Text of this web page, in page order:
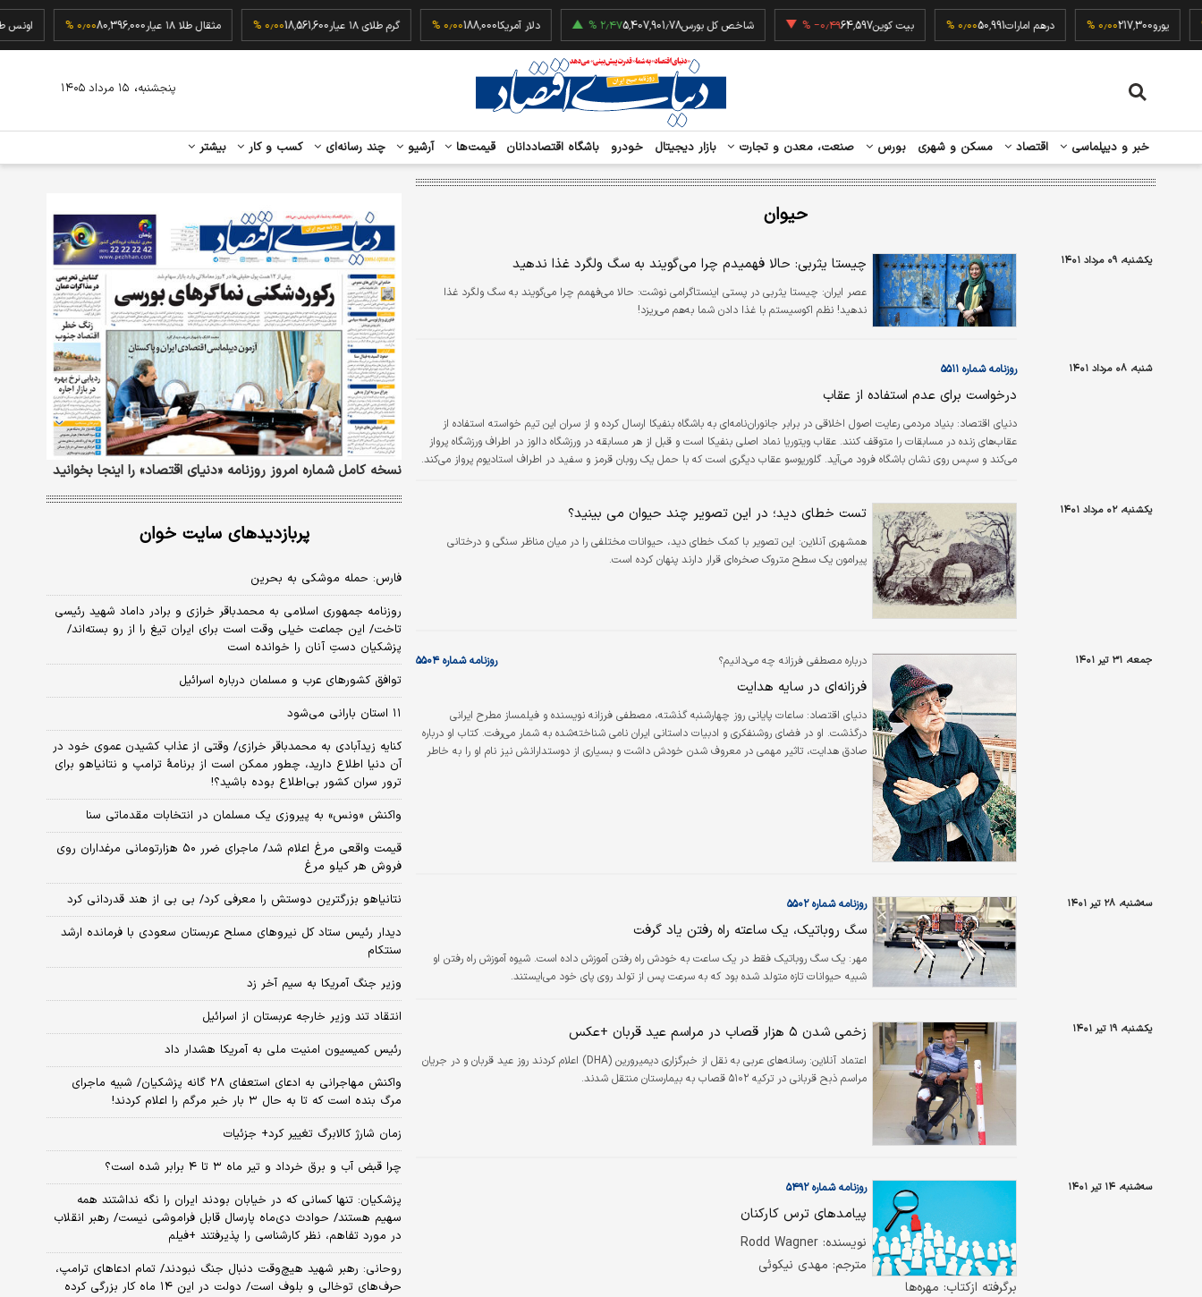
یورو217,300 درهم امارات50,991 بیت کوین64,597‎−۰٫۴۹ % شاخص کل بورس5,407,901.78۲٫۴۷ % دلار آمریکا188,000 گرم طلای ۱۸ عیار 18,561,600 مثقال طلا ۱۸ عیار 80,396,000
خبر و دیپلماسی اقتصاد مسکن و شهری بورس صنعت، معدن و تجارت بازار دیجیتال خودرو باشگاه اقتصاددانان قیمت‌ها آرشیو چند رسانه‌ای کسب و کار بیشتر
پنجشنبه، ۱۵ مرداد ۱۴۰۵
حیوان
یکشنبه، ۰۹ مرداد ۱۴۰۱ چیستا یثربی: حالا فهمیدم چرا می‌گویند به سگ ولگرد غذا ندهید
عصر ایران: چیستا یثربی در پستی اینستاگرامی نوشت: حالا می‌فهمم چرا می‌گویند به سگ ولگرد غذا
ندهید! نظم اکوسیستم با غذا دادن شما به‌هم می‌ریزد!
شنبه، ۰۸ مرداد ۱۴۰۱ روزنامه شماره ۵۵۱۱
درخواست برای عدم استفاده از عقاب
دنياي اقتصاد: بنیاد مردمی رعایت اصول اخلاقی در برابر جانوران نامه‌ای به باشگاه بنفیکا ارسال کرده و از سران این تیم خواسته استفاده از
عقاب‌های زنده در مسابقات را متوقف کنند. عقاب ویتوریا نماد اصلی بنفیکا است و قبل از هر مسابقه در ورزشگاه دالوز در اطراف ورزشگاه پرواز
می‌کند و سپس روی نشان باشگاه فرود می‌آید. گلوریوسو عقاب دیگری است که با حمل یک روبان قرمز و سفید در اطراف استادیوم پرواز می‌کند.
یکشنبه، ۰۲ مرداد ۱۴۰۱ تست خطای دید؛ در این تصویر چند حیوان می بینید؟
همشهری آنلاین: این تصویر با کمک خطای دید، حیوانات مختلفی را در میان مناظر سنگی و درختانی
پیرامون یک سطح متروک صخره‌ای قرار دارند پنهان کرده است.
جمعه، ۳۱ تیر ۱۴۰۱ درباره مصطفی فرزانه چه می‌دانیم؟ روزنامه شماره ۵۵۰۴
فرزانه‌ای در سایه هدایت
دنیای اقتصاد: ساعات پایانی روز چهارشنبه گذشته، مصطفی فرزانه نویسنده و فیلمساز مطرح ایرانی
درگذشت. او در فضای روشنفکری و ادبیات داستانی ایران نامی شناخته‌شده به شمار می‌رفت. کتاب او درباره
صادق هدایت،‌ تاثیر مهمی در معروف شدن خودش داشت و بسیاری از دوستدارانش نیز نام او را به خاطر
سه‌شنبه، ۲۸ تیر ۱۴۰۱ روزنامه شماره ۵۵۰۲
سگ روباتیک، یک ساعته راه رفتن یاد گرفت
مهر: یک سگ روباتیک فقط در یک ساعت به خودش راه رفتن آموزش داده است. شیوه آموزش راه رفتن او
شبیه حیوانات تازه متولد شده بود که به سرعت پس از تولد روی پای خود می‌ایستند.
یکشنبه، ۱۹ تیر ۱۴۰۱ زخمی شدن ۵ هزار قصاب در مراسم عید قربان +عکس
اعتماد آنلاین:
رسانه‌های عربی به نقل از خبرگزاری دیمیرورین (DHA) اعلام کردند روز عید قربان و در جریان
مراسم ذبح قربانی در ترکیه ۵۱۰۲ قصاب به بیمارستان منتقل شدند.
سه‌شنبه، ۱۴ تیر ۱۴۰۱ روزنامه شماره ۵۴۹۲
پیامدهای ترس کارکنان
نویسنده: Rodd Wagner
مترجم: مهدی نیکوئی
برگرفته ازكتاب: مهره‌ها
نسخه کامل شماره امروز روزنامه «دنیای‌ اقتصاد» را اینجا بخوانید
پربازدیدهای سایت خوان
فارس: حمله موشکی به بحرین
روزنامه جمهوری اسلامی به محمدباقر خرازی و برادر داماد شهید رئیسی
تاخت/ این جماعت خیلی وقت است برای ایران تیغ را از رو بسته‌اند/
پزشکیان دستِ آنان را خوانده است
توافق کشورهای عرب و مسلمان درباره اسرائیل
۱۱ استان بارانی می‌شود
کنایه زیدآبادی به محمدباقر خرازی/ وقتی از عذاب کشیدن عموی خود در
آن دنیا اطلاع دارید، چطور ممکن است از برنامهٔ ترامپ و نتانیاهو برای
ترور سران کشور بی‌اطلاع بوده باشید؟!
واکنش «ونس» به پیروزی یک مسلمان در انتخابات مقدماتی سنا
قیمت واقعی مرغ اعلام شد/ ماجرای ضرر ۵۰ هزارتومانی مرغداران روی
فروش هر کیلو مرغ
نتانیاهو بزرگترین دوستش را معرفی کرد/ بی بی از هند قدردانی کرد
دیدار رئیس ستاد کل نیروهای مسلح عربستان سعودی با فرمانده ارشد
سنتکام
وزیر جنگ آمریکا به سیم آخر زد
انتقاد تند وزیر خارجه عربستان از اسرائیل
رئیس کمیسیون امنیت ملی به آمریکا هشدار داد
واکنش مهاجرانی به ادعای استعفای ۲۸ گانه پزشکیان/ شبیه ماجرای
مرگ بنده است که تا به حال ۳ بار خبر مرگم را اعلام کردند!
زمان شارژ کالابرگ تغییر کرد+ جزئیات
چرا قبض آب و برق خرداد و تیر ماه ۳ تا ۴ برابر شده است؟
پزشکیان: تنها کسانی که در خیابان بودند ایران را نگه نداشتند همه
سهیم هستند/ حوادث دی‌ماه پارسال قابل فراموشی نیست/ رهبر انقلاب
در مورد تفاهم، نظر کارشناسی را پذیرفتند +فیلم
روحانی: رهبر شهید هیچ‌وقت دنبال جنگ نبودند/ تمام ادعاهای ترامپ،
حرف‌های توخالی و بلوف است/ دولت در این ۱۴ ماه کار بزرگی کرده